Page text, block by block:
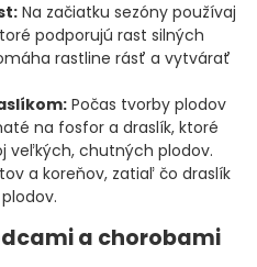
Na začiatku sezóny používaj
podporujú rast silných
rastline rásť a vytvárať
Počas tvorby plodov
na fosfor a draslík, ktoré
veľkých, chutných plodov.
a koreňov, zatiaľ čo draslík
a chorobami